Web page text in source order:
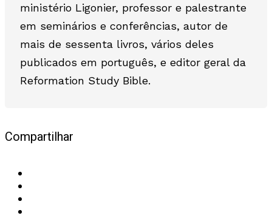
ministério Ligonier, professor e palestrante
em seminários e conferências, autor de
mais de sessenta livros, vários deles
publicados em português, e editor geral da
Reformation Study Bible.
Compartilhar